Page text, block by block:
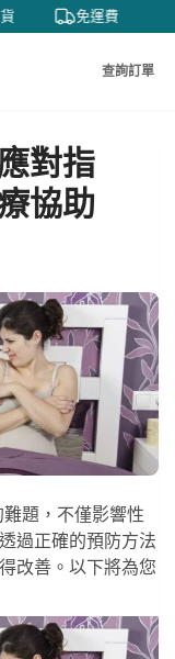
免運費
查詢訂單
對指
協助
題，不僅影響性
過正確的預防方法
改善。以下將為您